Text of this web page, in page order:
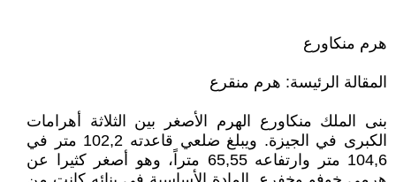
هرم منكاورع
المقالة الرئيسة: هرم منقرع
بنى الملك منكاورع الهرم الأصغر بين الثلاثة أهرامات
الكبرى في الجيزة. ويبلغ ضلعي قاعدته 102,2 متر في
104,6 متر وارتفاعه 65,55 متراً، وهو أصغر كثيرا عن